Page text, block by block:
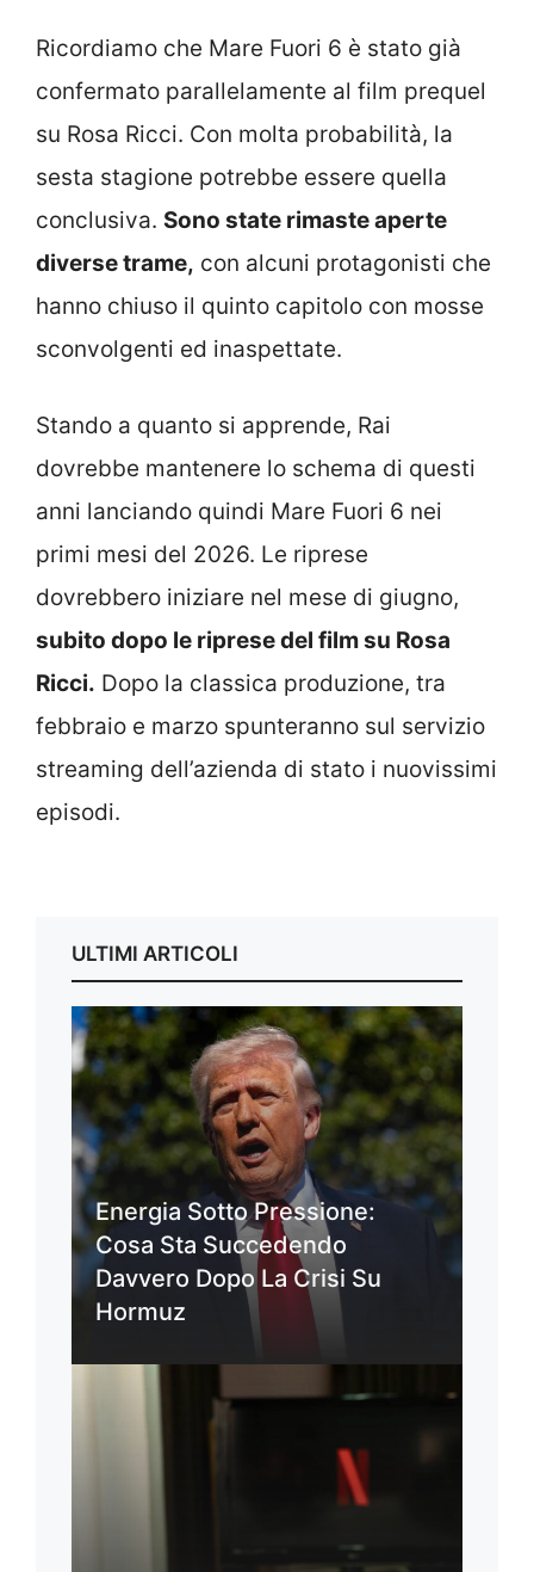
Ricordiamo che Mare Fuori 6 è stato già
confermato parallelamente al film prequel
su Rosa Ricci. Con molta probabilità, la
sesta stagione potrebbe essere quella
conclusiva. Sono state rimaste aperte
diverse trame, con alcuni protagonisti che
hanno chiuso il quinto capitolo con mosse
sconvolgenti ed inaspettate.
Stando a quanto si apprende, Rai
dovrebbe mantenere lo schema di questi
anni lanciando quindi Mare Fuori 6 nei
primi mesi del 2026. Le riprese
dovrebbero iniziare nel mese di giugno,
subito dopo le riprese del film su Rosa
Ricci. Dopo la classica produzione, tra
febbraio e marzo spunteranno sul servizio
streaming dell’azienda di stato i nuovissimi
episodi.
ULTIMI ARTICOLI
Energia Sotto Pressione:
Cosa Sta Succedendo
Davvero Dopo La Crisi Su
Hormuz